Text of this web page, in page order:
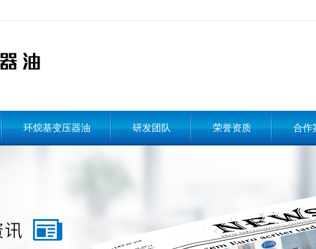
环烷基变压器油 研发团队 荣誉资质 合作